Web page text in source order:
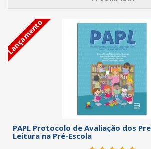
Lançamento
PAPL Protocolo de Avaliação dos
Leitura na Pré-Escola